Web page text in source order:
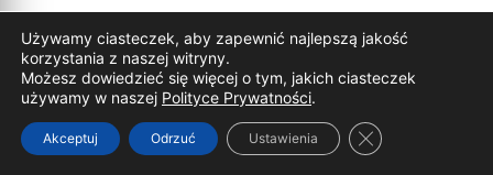
Używamy ciasteczek, aby zapewnić najlepszą jakość
korzystania z naszej witryny.
Możesz dowiedzieć się więcej o tym, jakich ciasteczek
używamy w naszej Polityce Prywatności.
Akceptuj Odrzuć Ustawienia Zamknij panel